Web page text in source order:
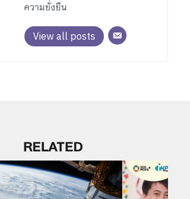
ความยั่งยืน
View all posts
RELATED